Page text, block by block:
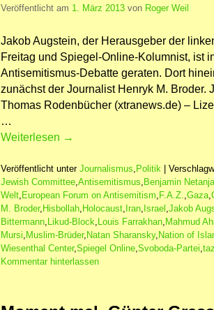
Veröffentlicht am 1. März 2013 von Roger Weil
Jakob Augstein, der Herausgeber der
Freitag und Spiegel-Online-Kolumnist, ist
Antisemitismus-Debatte geraten. Dort
zunächst der Journalist Henryk M. Broder.
Thomas Rodenbücher (xtranews.de) –
…
Weiterlesen →
Veröffentlicht unter Journalismus Politik
Jewish Committee Antisemitismus Benjamin
Welt European Forum on Antisemitism F.A.Z. Gaza
M. Broder, Hisbollah Holocaust Iran Israel Jakob
Bittermann
Likud-Block Louis Farrakhan Mahmud
Mursi Muslim-Brüder, Natan Sharansky, Nation of
Wiesenthal Center, Spiegel Online Svoboda-Partei taz
Kommentar hinterlassen